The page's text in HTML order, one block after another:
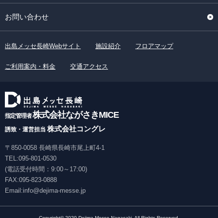
指定管理者株式会社ながさきMICE
誘致・運営担当 株式会社コングレ
〒850-0058 ⻑崎県⻑崎市尾上町4-1
TEL:095-801-0530
(電話受付時間：9:00～17:00)
FAX:095-823-0888
Email:info@dejima-messe.jp
お問い合わせ
出島メッセ長崎Webサイト 施設紹介 フロアマップ
ご利用案内・料金 交通アクセス